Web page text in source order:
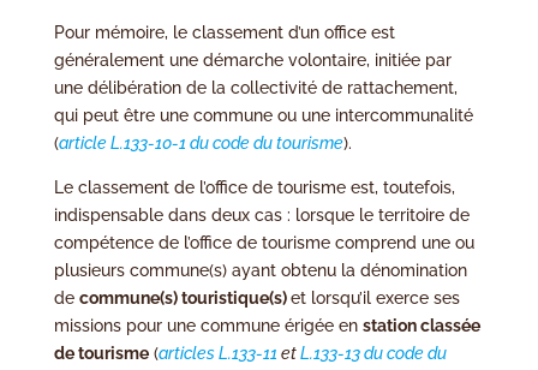
Pour mémoire, le classement d’un office est
généralement une démarche volontaire, initiée par
une délibération de la collectivité de rattachement,
qui peut être une commune ou une intercommunalité
(article L.133-10-1 du code du tourisme).
Le classement de l’office de tourisme est, toutefois,
indispensable dans deux cas : lorsque le territoire de
compétence de l’office de tourisme comprend une ou
plusieurs commune(s) ayant obtenu la dénomination
de commune(s) touristique(s)et lorsqu’il exerce ses
missions pour une commune érigée en station classée
de tourisme(articles L.133-11 etL.133-13 du code du